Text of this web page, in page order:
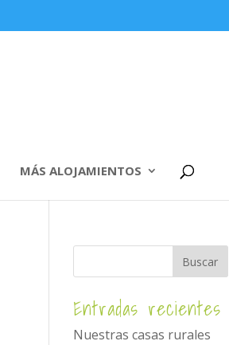
MÁS ALOJAMIENTOS
Entradas recientes
Nuestras casas rurales